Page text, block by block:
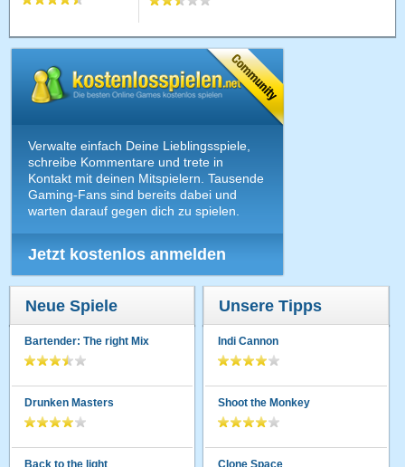
Verwalte einfach Deine Lieblingsspiele,
schreibe Kommentare und trete in
Kontakt mit deinen Mitspielern. Tausende
Gaming-Fans sind bereits dabei und
warten darauf gegen dich zu spielen.
Jetzt kostenlos anmelden
Neue Spiele
Bartender: The right Mix
Drunken Masters
Back to the light
Unsere Tipps
Indi Cannon
Shoot the Monkey
Clone Space